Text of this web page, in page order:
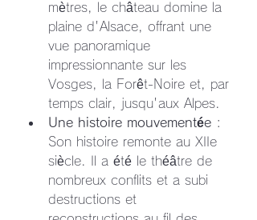
mètres, le château domine la
plaine d'Alsace, offrant une
vue panoramique
impressionnante sur les
Vosges, la Forêt-Noire et, par
temps clair, jusqu'aux Alpes.
Une histoire mouvementée :
Son histoire remonte au XIIe
siècle. Il a été le théâtre de
nombreux conflits et a subi
destructions et